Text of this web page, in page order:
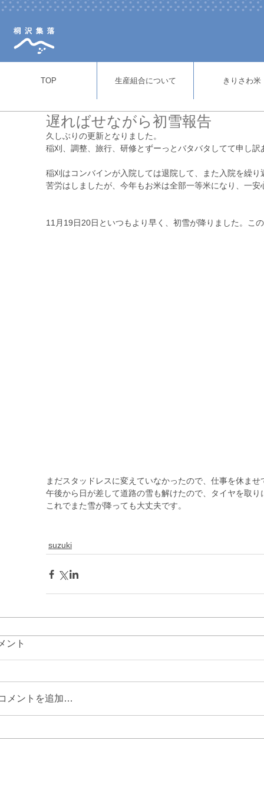
TOP 生産組合について きりさわ米
遅ればせながら初雪報告
久しぶりの更新となりました。
稲刈、調整、旅行、研修とずーっとバタバタしてて申し訳
稲刈はコンバインが入院しては退院して、また入院を繰
苦労はしましたが、今年もお米は全部一等米になり、一安
11月19日20日といつもより早く、初雪が降りました。こ
まだスタッドレスに変えていなかったので、仕事を休ませ
午後から日が差して道路の雪も解けたので、タイヤを取
これでまた雪が降っても大丈夫です。
suzuki
ント
メントを追加…